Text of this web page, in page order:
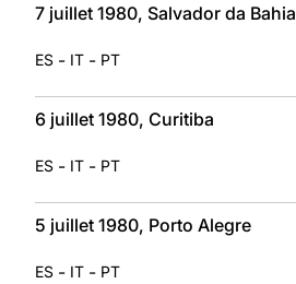
7 juillet 1980, Salvador da Bahia
ES - IT - PT
6 juillet 1980, Curitiba
ES - IT - PT
5 juillet 1980, Porto Alegre
ES - IT - PT